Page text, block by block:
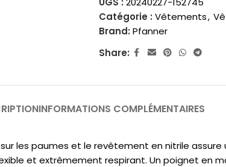
Catégorie : Vêtements,
Brand: Pfanner
Share:
INFORMATIONS COMPLÉMENTAIRES
les paumes et le revêtement en nitrile
et extrêmement respirant. Un poignet en